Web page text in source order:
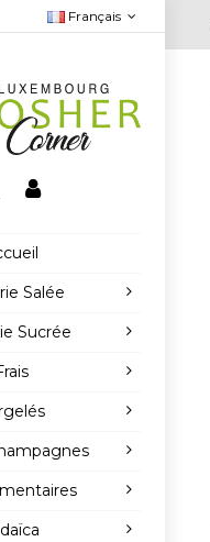
Français
Salée
Sucrée